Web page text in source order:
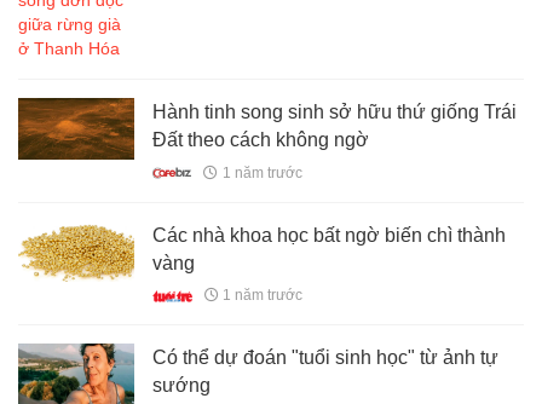
Hành tinh song sinh sở hữu thứ giống Trái
Đất theo cách không ngờ
1 năm trước
Các nhà khoa học bất ngờ biến chì thành
vàng
1 năm trước
Có thể dự đoán "tuổi sinh học" từ ảnh tự
sướng